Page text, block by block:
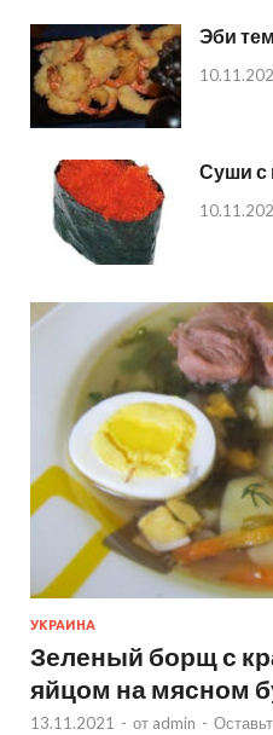
Эби
Суши с
УКРАИНА
Зеленый борщ с
яйцом на мясном
13.11.2021 - от admin -